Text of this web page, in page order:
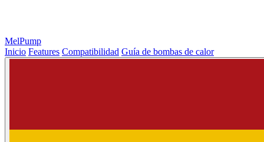
MelPump
Inicio Features Compatibilidad Guía de bombas de calor